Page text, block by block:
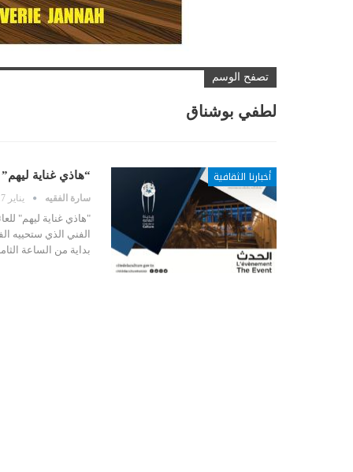
تصفح الوسم
لطفي بوشناق
أخبارنا الثقافية “هاذي غناية
سارة الفقيه يناير 17, 2019
"هاذي غناية ليهم"
بداية من الساعة